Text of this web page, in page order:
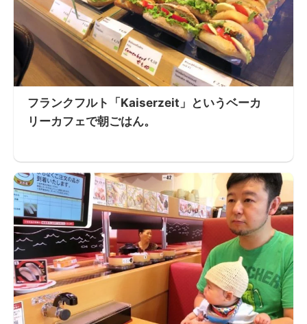
フランクフルト「Kaiserzeit」というベーカ
リーカフェで朝ごはん。